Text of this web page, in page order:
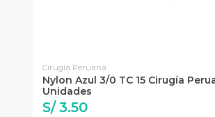
Cirugía Peruana
Nylon Azul 3/0 TC 15 Cirugía
Unidades
S/ 3.50